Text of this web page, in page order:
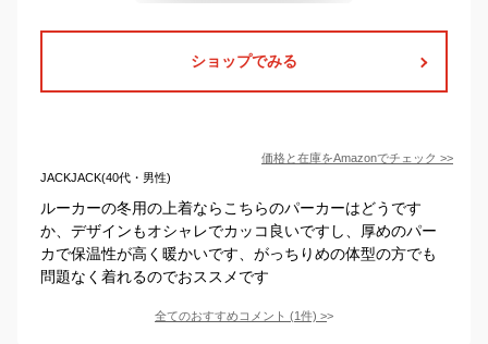
ショップでみる
価格と在庫をAmazonでチェック >>
JACKJACK(40代・男性)
ルーカーの冬用の上着ならこちらのパーカーはどうです
か、デザインもオシャレでカッコ良いですし、厚めのパー
カで保温性が高く暖かいです、がっちりめの体型の方でも
問題なく着れるのでおススメです
全てのおすすめコメント (1件) >